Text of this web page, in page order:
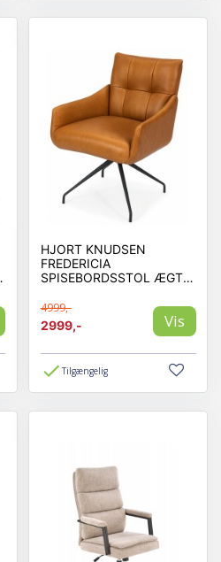
HJORT KNUDSEN
FREDERICIA
SPISEBORDSSTOL ÆGTE
4999,-
2999,-
Vis
Tilgængelig